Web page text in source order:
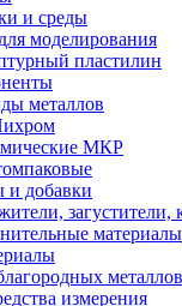
и среды
моделирования
пластилин
металлов
МКР
и добавки
загустители,
материалы
металлов
измерения